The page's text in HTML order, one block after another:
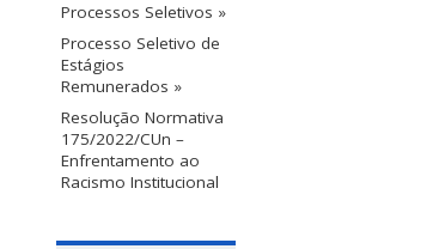
Processos Seletivos »
Processo Seletivo de
Estágios
Remunerados »
Resolução Normativa
175/2022/CUn –
Enfrentamento ao
Racismo Institucional